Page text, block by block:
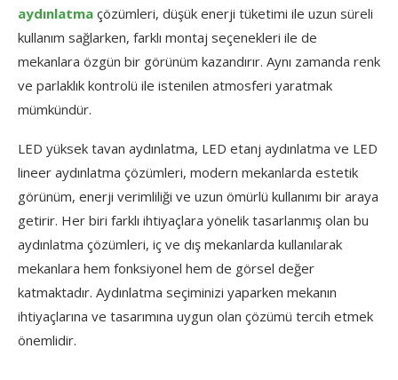
aydınlatma çözümleri, düşük enerji tüketimi ile uzun süreli
kullanım sağlarken, farklı montaj seçenekleri ile de
mekanlara özgün bir görünüm kazandırır. Aynı zamanda renk
ve parlaklık kontrolü ile istenilen atmosferi yaratmak
mümkündür.
LED yüksek tavan aydınlatma, LED etanj aydınlatma ve LED
lineer aydınlatma çözümleri, modern mekanlarda estetik
görünüm, enerji verimliliği ve uzun ömürlü kullanımı bir araya
getirir. Her biri farklı ihtiyaçlara yönelik tasarlanmış olan bu
aydınlatma çözümleri, iç ve dış mekanlarda kullanılarak
mekanlara hem fonksiyonel hem de görsel değer
katmaktadır. Aydınlatma seçiminizi yaparken mekanın
ihtiyaçlarına ve tasarımına uygun olan çözümü tercih etmek
önemlidir.